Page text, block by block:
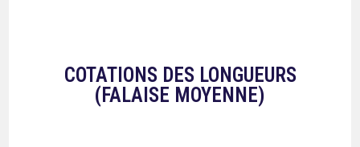
COTATIONS DES LONGUEURS
(FALAISE MOYENNE)